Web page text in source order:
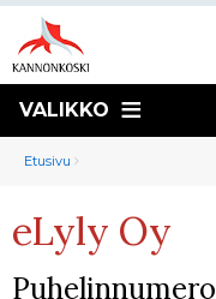
VALIKKO
Murupolku
You
here:
Etusivu
eLyly Oy
Puhelinnumero